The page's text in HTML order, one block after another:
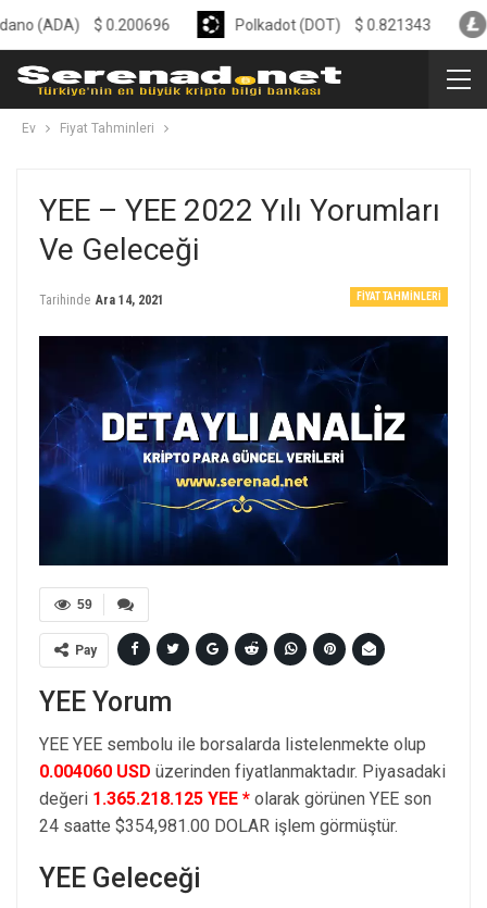
Ev Fiyat Tahminleri
YEE – YEE 2022 Yılı Yorumları
Ve Geleceği
FIYAT TAHMINLERI
Tarihinde Ara 14, 2021
59
Pay
YEE Yorum
YEE YEE sembolu ile borsalarda listelenmekte olup
0.004060 USD üzerinden fiyatlanmaktadır. Piyasadaki
değeri 1.365.218.125 YEE * olarak görünen YEE son
24 saatte $354,981.00 DOLAR işlem görmüştür.
YEE Geleceği
$0.200696 Polkadot (DOT) $0.821343